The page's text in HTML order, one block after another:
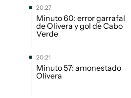
20:27
Minuto 60: error garrafal
de Olivera y gol de Cabo
Verde
20:21
Minuto 57: amonestado
Olivera